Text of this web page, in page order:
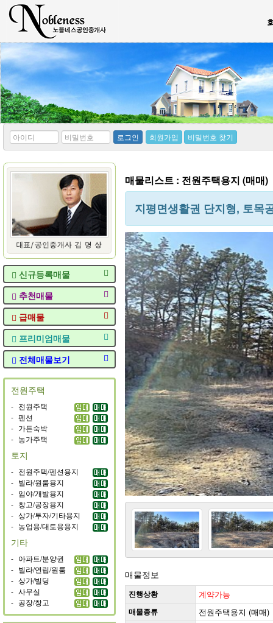
*
아
디
*
비
번
호
로그인 회원가입 비밀번호 찾기
신규등록매물
추천매물
급매물
프리미엄매물
전체매물보기
전원주택
- 전원주택
- 펜션
- 가든숙박
- 농가주택
토지
- 전원주택/펜션용지
- 빌라/원룸용지
- 임야/개발용지
- 창고/공장용지
- 상가/투자/기타용지
- 농업용/대토용용지
기타
- 아파트/분양권
- 빌라/연립/원룸
- 상가/빌딩
- 사무실
- 공장/창고
매물리스트 : 전원주택용지 (매매)
지평면생활권 단지형, 토목
매물정보
진행상황 계약가능
매물종류 전원주택용지 (매매)